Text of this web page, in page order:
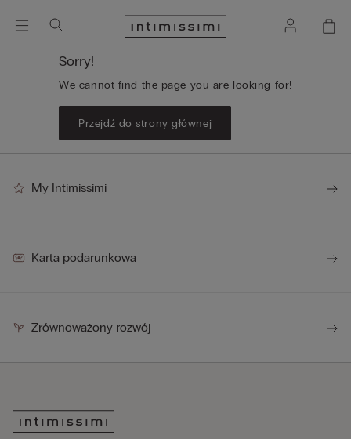
Sorry!
We cannot find the page you are looking for!
Przejdź do strony głównej
My Intimissimi
Karta podarunkowa
Zrównoważony rozwój